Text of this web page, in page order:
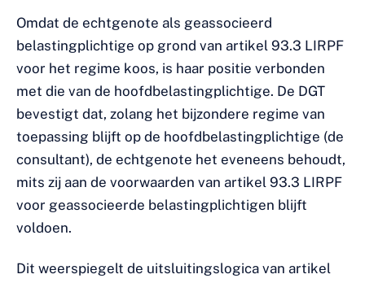
Omdat de echtgenote als geassocieerd
belastingplichtige op grond van artikel 93.3 LIRPF
voor het regime koos, is haar positie verbonden
met die van de hoofdbelastingplichtige. De DGT
bevestigt dat, zolang het bijzondere regime van
toepassing blijft op de hoofdbelastingplichtige (de
consultant), de echtgenote het eveneens behoudt,
mits zij aan de voorwaarden van artikel 93.3 LIRPF
voor geassocieerde belastingplichtigen blijft
voldoen.
Dit weerspiegelt de uitsluitingslogica van artikel